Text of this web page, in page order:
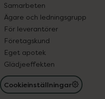
Samarbeten
Ägare och ledningsgrupp
För leverantörer
Företagskund
Eget apotek
Glädjeeffekten
Cookieinställningar